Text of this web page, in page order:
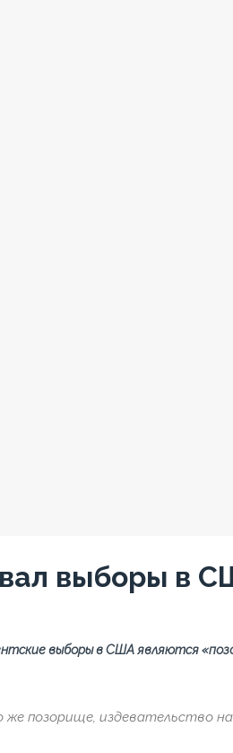
выборы в
выборы в США являются
позорище, издевательство